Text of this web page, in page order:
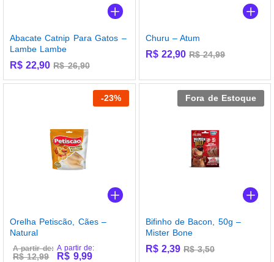
Abacate Catnip Para Gatos –
Lambe Lambe
R$ 22,90 R$26,90
Churu – Atum
R$22,90 R$24,99
-23%
Orelha Petiscão, Cães –
Natural
A partir de:
R$12,99
A partir de:
R$ 9,99
Fora de Estoque
Bifinho de Bacon, 50g –
Mister Bone
R$2,39 R$3,50